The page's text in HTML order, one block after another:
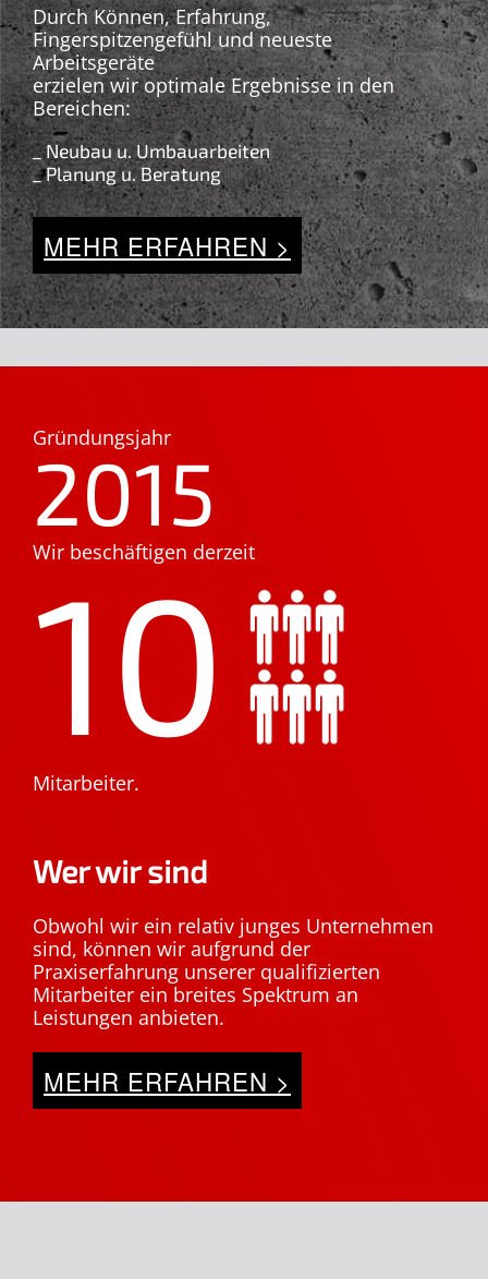
Durch Können, Erfahrung,
Fingerspitzengefühl und neueste
Arbeitsgeräte
erzielen wir optimale Ergebnisse in den
Bereichen:
_ Neubau u. Umbauarbeiten
_ Planung u. Beratung
MEHR ERFAHREN >
Gründungsjahr
2015
Wir beschäftigen derzeit
10
Mitarbeiter.
Wer wir sind
Obwohl wir ein relativ junges Unternehmen
sind, können wir aufgrund der
Praxiserfahrung unserer qualifizierten
Mitarbeiter ein breites Spektrum an
Leistungen anbieten.
MEHR ERFAHREN >